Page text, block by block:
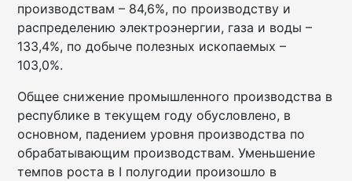
производствам – 84,6%, по производству и
распределению электроэнергии, газа и воды –
133,4%, по добыче полезных ископаемых –
103,0%.
Общее снижение промышленного производства в
республике в текущем году обусловлено, в
основном, падением уровня производства по
обрабатывающим производствам. Уменьшение
темпов роста в I полугодии произошло в